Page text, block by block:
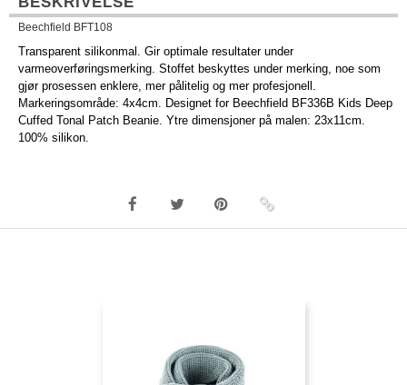
Beechfield BFT108
Transparent silikonmal. Gir optimale resultater under
varmeoverføringsmerking. Stoffet beskyttes under merking, noe som
gjør prosessen enklere, mer pålitelig og mer profesjonell.
Markeringsområde: 4x4cm. Designet for Beechfield BF336B Kids Deep
Cuffed Tonal Patch Beanie. Ytre dimensjoner på malen: 23x11cm.
100% silikon.